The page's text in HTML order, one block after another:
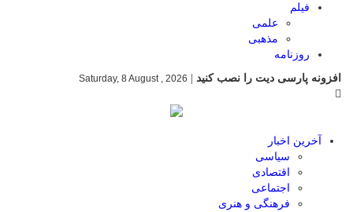
فیلم
علمی
مذهبی
روزنامه
افزونه پارسی دیت را نصب کنید
Saturday, 8 August , 2026
آخرین اخبار
سیاسی
اقتصادی
اجتماعی
فرهنگی و هنری